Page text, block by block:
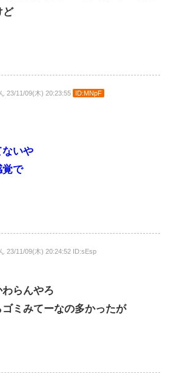
ど
23/11/09(木) 20:23:55 ID:MNpF
いや
覚で
23/11/09(木) 20:24:52 ID:sEsp
らんやろ
ゴミみてーなの多かったが